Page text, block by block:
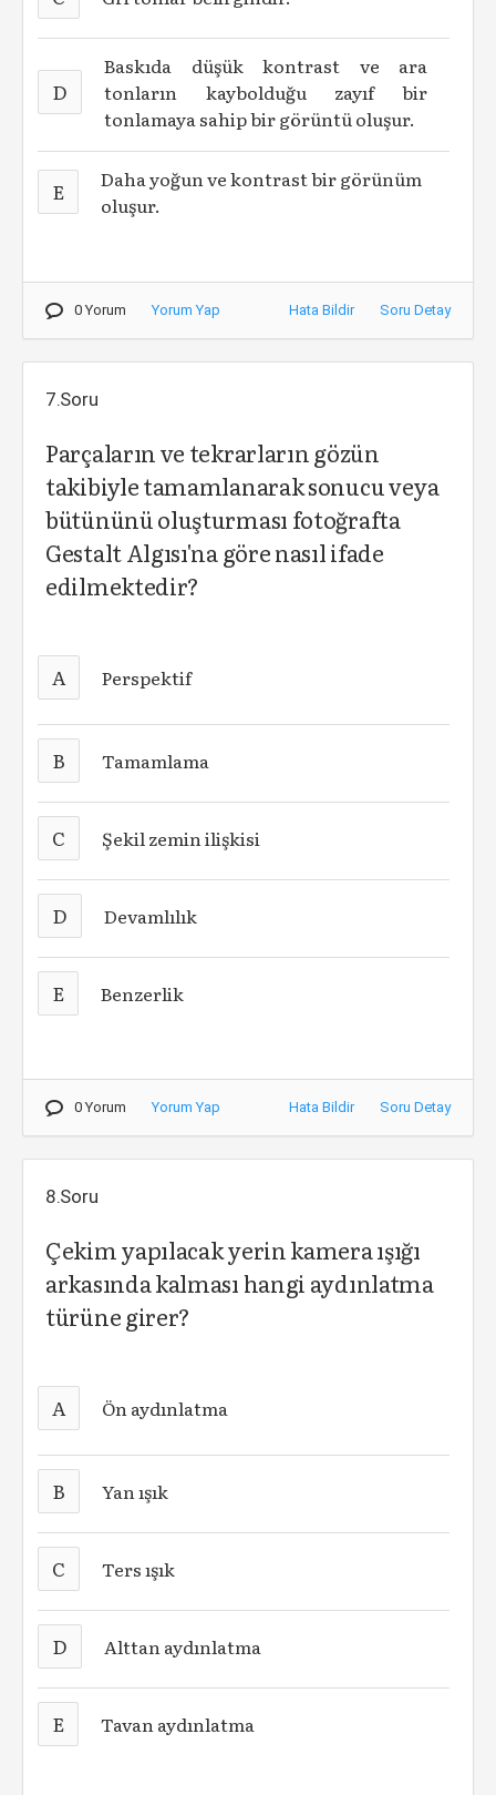
D
Baskıda düşük kontrast ve ara
tonların kaybolduğu zayıf bir
tonlamaya sahip bir görüntü oluşur.
E
Daha yoğun ve kontrast bir görünüm
oluşur.
0 Yorum Yorum Yap Hata Bildir Soru Detay
7.Soru
Parçaların ve tekrarların gözün
takibiyle tamamlanarak sonucu veya
bütününü oluşturması fotoğrafta
Gestalt Algısı'na göre nasıl ifade
edilmektedir?
A Perspektif
B Tamamlama
C Şekil zemin ilişkisi
D Devamlılık
E Benzerlik
0 Yorum Yorum Yap Hata Bildir Soru Detay
8.Soru
Çekim yapılacak yerin kamera ışığı
arkasında kalması hangi aydınlatma
türüne girer?
A Ön aydınlatma
B Yan ışık
C Ters ışık
D Alttan aydınlatma
E Tavan aydınlatma